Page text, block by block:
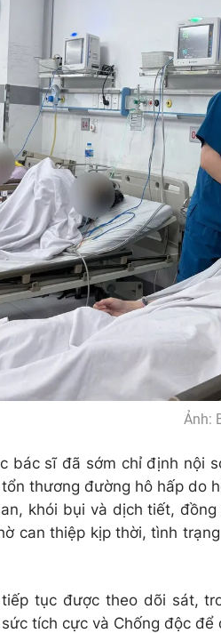
Ảnh:
bác sĩ đã sớm chỉ định nội
thương đường hô hấp do
khói bụi và dịch tiết,
can thiệp kịp thời, tình
tục được theo dõi sát,
tích cực và Chống độc để